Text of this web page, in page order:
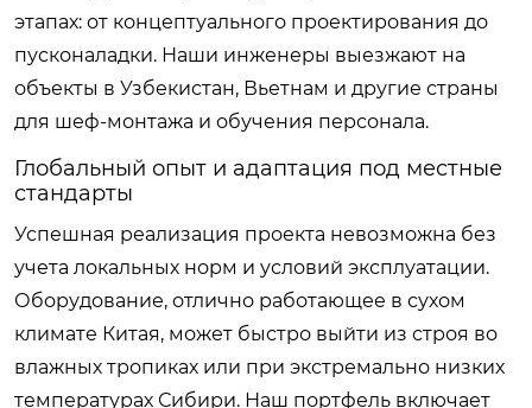
этапах: от концептуального проектирования до
пусконаладки. Наши инженеры выезжают на
объекты в Узбекистан, Вьетнам и другие страны
для шеф-монтажа и обучения персонала.
Глобальный опыт и адаптация под местные
стандарты
Успешная реализация проекта невозможна без
учета локальных норм и условий эксплуатации.
Оборудование, отлично работающее в сухом
климате Китая, может быстро выйти из строя во
влажных тропиках или при экстремально низких
температурах Сибири. Наш портфель включает